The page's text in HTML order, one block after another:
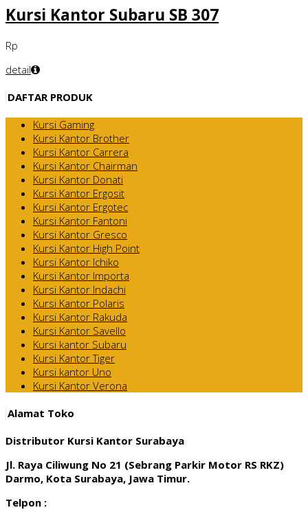
Kursi Kantor Subaru SB 307
Rp
detail
DAFTAR PRODUK
Kursi Gaming
Kursi Kantor Brother
Kursi Kantor Carrera
Kursi Kantor Chairman
Kursi Kantor Donati
Kursi Kantor Ergosit
Kursi Kantor Ergotec
Kursi Kantor Fantoni
Kursi Kantor Gresco
Kursi Kantor High Point
Kursi Kantor Ichiko
Kursi Kantor Importa
Kursi Kantor Indachi
Kursi Kantor Polaris
Kursi Kantor Rakuda
Kursi Kantor Savello
Kursi kantor Subaru
Kursi Kantor Tiger
Kursi kantor Uno
Kursi Kantor Verona
Alamat Toko
Distributor Kursi Kantor Surabaya
Jl. Raya Ciliwung No 21 (Sebrang Parkir Motor RS RKZ)
Darmo, Kota Surabaya, Jawa Timur.
Telpon :